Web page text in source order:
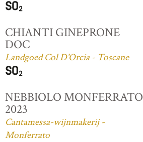
CHIANTI GINEPRONE
DOC
Landgoed Col D'Orcia - Toscane
NEBBIOLO MONFERRATO
2023
Cantamessa-wijnmakerij -
Monferrato